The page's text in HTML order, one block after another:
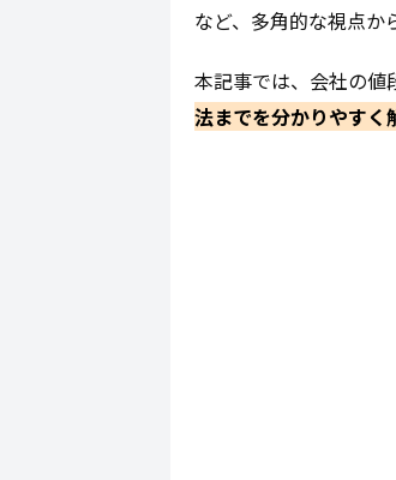
など、多角的な視点か
本記事では、会社の値
法までを分かりやすく